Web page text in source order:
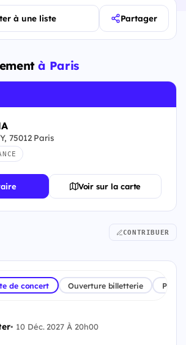
à une liste Partager
à Paris
75012 Paris
Voir sur la carte
CONTRIBUER
de concert Ouverture billetterie
• 10 Déc. 2027 À 20h00